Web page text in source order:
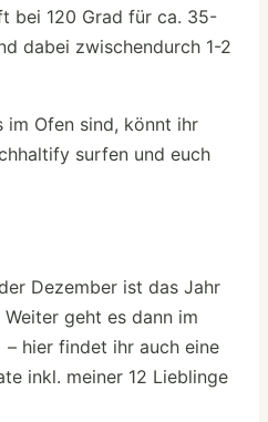
bei 120 Grad für ca. 35-
dabei zwischendurch 1-2
im Ofen sind, könnt ihr
surfen und euch
Dezember ist das Jahr
geht es dann im
– hier findet ihr auch eine
inkl. meiner 12 Lieblinge